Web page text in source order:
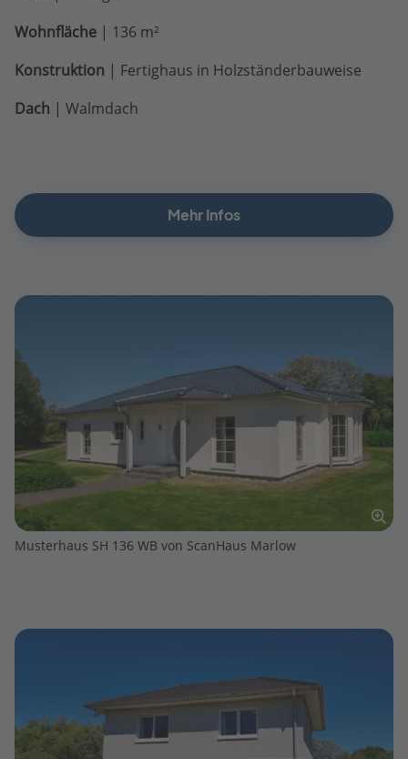
Wohnfläche | 136 m²
Konstruktion | Fertighaus in Holzständerbauweise
Dach | Walmdach
Mehr Infos
Musterhaus SH 136 WB von ScanHaus Marlow